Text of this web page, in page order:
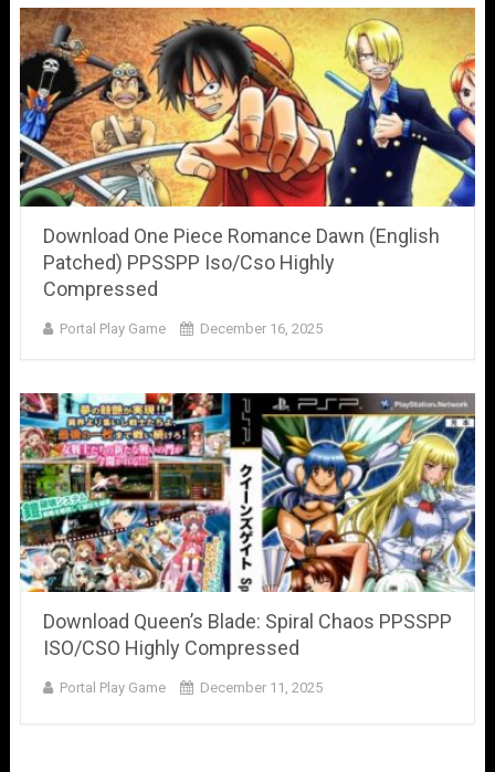
Download One Piece Romance Dawn (English
Patched) PPSSPP Iso/Cso Highly
Compressed
Portal Play Game December 16, 2025
Download Queen’s Blade: Spiral Chaos PPSSPP
ISO/CSO Highly Compressed
Portal Play Game December 11, 2025